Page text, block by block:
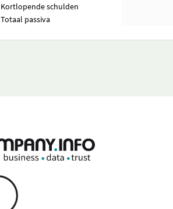
Kortlopende schulden
Totaal passiva